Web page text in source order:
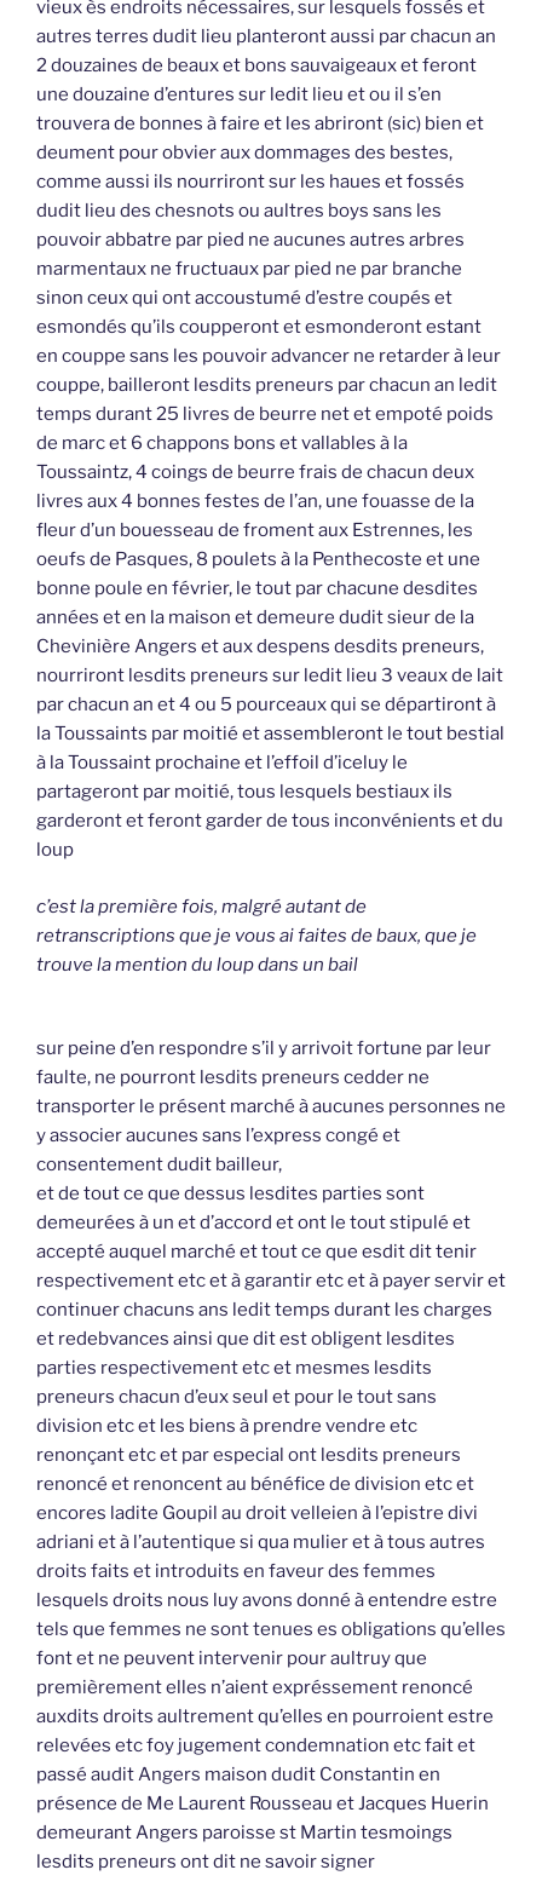
vieux ès endroits nécessaires, sur lesquels fossés et
autres terres dudit lieu planteront aussi par chacun an
2 douzaines de beaux et bons sauvaigeaux et feront
une douzaine d’entures sur ledit lieu et ou il s’en
trouvera de bonnes à faire et les abriront (sic) bien et
deument pour obvier aux dommages des bestes,
comme aussi ils nourriront sur les haues et fossés
dudit lieu des chesnots ou aultres boys sans les
pouvoir abbatre par pied ne aucunes autres arbres
marmentaux ne fructuaux par pied ne par branche
sinon ceux qui ont accoustumé d’estre coupés et
esmondés qu’ils coupperont et esmonderont estant
en couppe sans les pouvoir advancer ne retarder à leur
couppe, bailleront lesdits preneurs par chacun an ledit
temps durant 25 livres de beurre net et empoté poids
de marc et 6 chappons bons et vallables à la
Toussaintz, 4 coings de beurre frais de chacun deux
livres aux 4 bonnes festes de l’an, une fouasse de la
fleur d’un bouesseau de froment aux Estrennes, les
oeufs de Pasques, 8 poulets à la Penthecoste et une
bonne poule en février, le tout par chacune desdites
années et en la maison et demeure dudit sieur de la
Chevinière Angers et aux despens desdits preneurs,
nourriront lesdits preneurs sur ledit lieu 3 veaux de lait
par chacun an et 4 ou 5 pourceaux qui se départiront à
la Toussaints par moitié et assembleront le tout bestial
à la Toussaint prochaine et l’effoil d’iceluy le
partageront par moitié, tous lesquels bestiaux ils
garderont et feront garder de tous inconvénients et du
loup
c’est la première fois, malgré autant de
retranscriptions que je vous ai faites de baux, que je
trouve la mention du loup dans un bail
sur peine d’en respondre s’il y arrivoit fortune par leur
faulte, ne pourront lesdits preneurs cedder ne
transporter le présent marché à aucunes personnes ne
y associer aucunes sans l’express congé et
consentement dudit bailleur,
et de tout ce que dessus lesdites parties sont
demeurées à un et d’accord et ont le tout stipulé et
accepté auquel marché et tout ce que esdit dit tenir
respectivement etc et à garantir etc et à payer servir et
continuer chacuns ans ledit temps durant les charges
et redebvances ainsi que dit est obligent lesdites
parties respectivement etc et mesmes lesdits
preneurs chacun d’eux seul et pour le tout sans
division etc et les biens à prendre vendre etc
renonçant etc et par especial ont lesdits preneurs
renoncé et renoncent au bénéfice de division etc et
encores ladite Goupil au droit velleien à l’epistre divi
adriani et à l’autentique si qua mulier et à tous autres
droits faits et introduits en faveur des femmes
lesquels droits nous luy avons donné à entendre estre
tels que femmes ne sont tenues es obligations qu’elles
font et ne peuvent intervenir pour aultruy que
premièrement elles n’aient expréssement renoncé
auxdits droits aultrement qu’elles en pourroient estre
relevées etc foy jugement condemnation etc fait et
passé audit Angers maison dudit Constantin en
présence de Me Laurent Rousseau et Jacques Huerin
demeurant Angers paroisse st Martin tesmoings
lesdits preneurs ont dit ne savoir signer